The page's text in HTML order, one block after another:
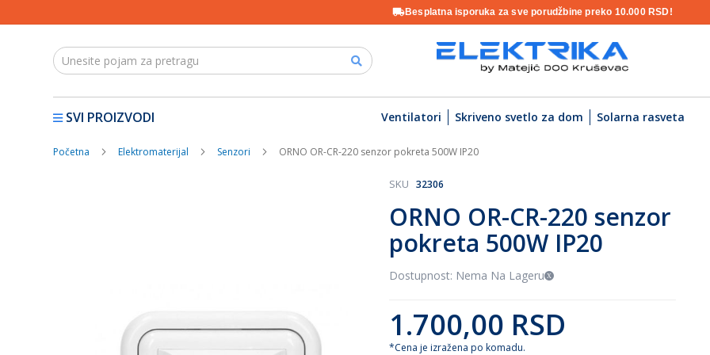
Besplatna isporuka za sve porudžbine preko 10.000 RSD!
SVI PROIZVODI Ventilatori Skriveno svetlo za dom Solarna rasveta
Početna Elektromaterijal Senzori ORNO OR-CR-220 senzor pokreta 500W IP20
ORNO OR-CR-220 senzor
pokreta 500W IP20
SKU 32306
Dostupnost: Nema Na Lageru
1.700,00 RSD
*Cena je izražena po komadu.